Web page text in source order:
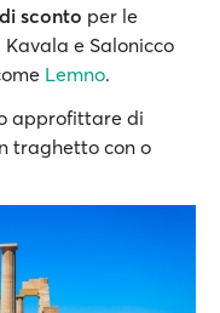
sconto per le
e Salonicco
Lemno.
approfittare di
traghetto con o